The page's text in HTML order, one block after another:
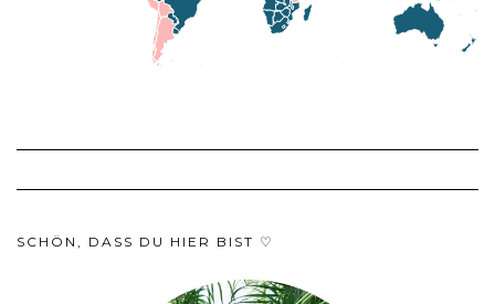
SCHÖN, DASS DU HIER BIST ♡